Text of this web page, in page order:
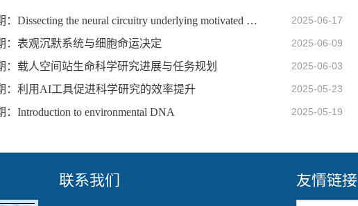
2025-06-17
IOZ FRIDAY SEMINAR 第六十八期：Dissecting the neural circuitry underlying motivated behaviors
2025-06-09
：表观沉默系统与细胞命运决定
2025-06-03
载人空间站生命科学研究进展与任务规划
2025-05-23
：利用AI工具促进科学研究的效率提升
2025-05-19
Introduction to environmental DNA
联系我们 友情链接